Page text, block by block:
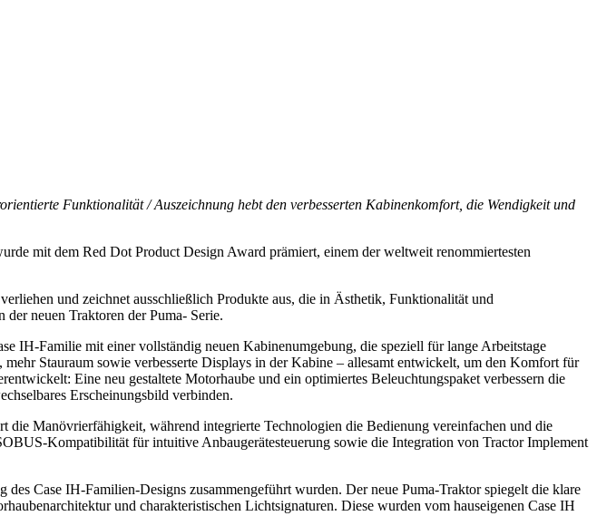
Funktionalität / Auszeichnung hebt den verbesserten Kabinenkomfort, die Wendigkeit und
mit dem Red Dot Product Design Award prämiert, einem der weltweit renommiertesten
und zeichnet ausschließlich Produkte aus, die in Ästhetik, Funktionalität und
neuen Traktoren der Puma- Serie.
IH-Familie mit einer vollständig neuen Kabinenumgebung, die speziell für lange Arbeitstage
Stauraum sowie verbesserte Displays in der Kabine – allesamt entwickelt, um den Komfort für
Eine neu gestaltete Motorhaube und ein optimiertes Beleuchtungspaket verbessern die
Erscheinungsbild verbinden.
die Manövrierfähigkeit, während integrierte Technologien die Bedienung vereinfachen und die
Kompatibilität für intuitive Anbaugerätesteuerung sowie die Integration von Tractor Implement
Case IH-Familien-Designs zusammengeführt wurden. Der neue Puma-Traktor spiegelt die klare
und charakteristischen Lichtsignaturen. Diese wurden vom hauseigenen Case IH